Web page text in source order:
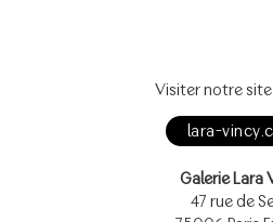
Visiter notre
lara-
Galerie Lara
47 rue de